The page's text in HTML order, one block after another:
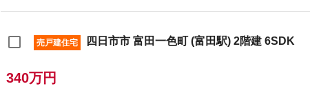
売戸建住宅 四日市市 富田一色町 (富田駅) 2階建 6SDK
340万円